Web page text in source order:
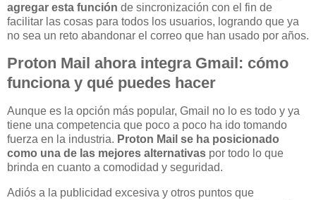
agregar esta función de sincronización con el fin de
facilitar las cosas para todos los usuarios, logrando que ya
no sea un reto abandonar el correo que han usado por años.
Proton Mail ahora integra Gmail: cómo
funciona y qué puedes hacer
Aunque es la opción más popular, Gmail no lo es todo y ya
tiene una competencia que poco a poco ha ido tomando
fuerza en la industria. Proton Mail se ha posicionado
como una de las mejores alternativas por todo lo que
brinda en cuanto a comodidad y seguridad.
Adiós a la publicidad excesiva y otros puntos que